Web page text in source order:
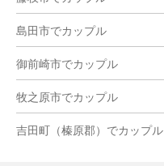
島田市でカップル
御前崎市でカップル
牧之原市でカップル
吉田町（榛原郡）でカップル